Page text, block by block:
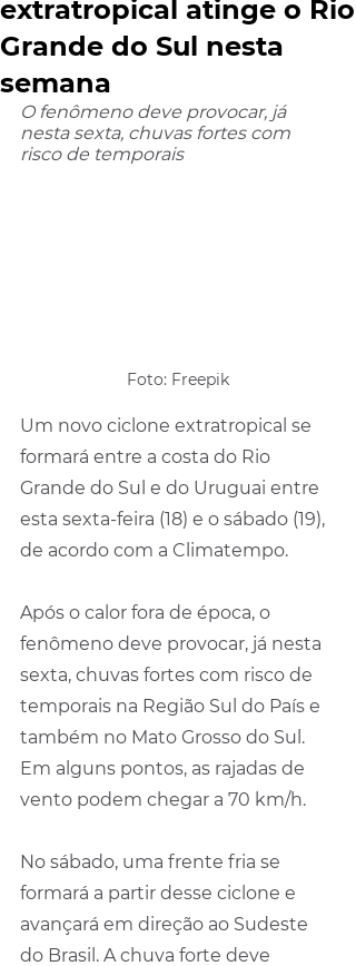
extratropical atinge o Rio
Grande do Sul nesta
semana
O fenômeno deve provocar, já
nesta sexta, chuvas fortes com
risco de temporais
Foto: Freepik
Um novo ciclone extratropical se
formará entre a costa do Rio
Grande do Sul e do Uruguai entre
esta sexta-feira (18) e o sábado (19),
de acordo com a Climatempo.
Após o calor fora de época, o
fenômeno deve provocar, já nesta
sexta, chuvas fortes com risco de
temporais na Região Sul do País e
também no Mato Grosso do Sul.
Em alguns pontos, as rajadas de
vento podem chegar a 70 km/h.
No sábado, uma frente fria se
formará a partir desse ciclone e
avançará em direção ao Sudeste
do Brasil. A chuva forte deve